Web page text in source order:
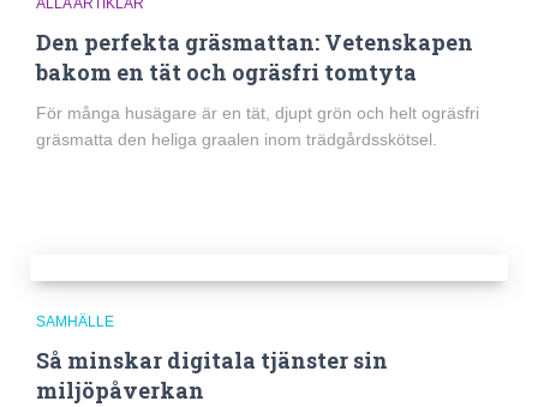
ALLA ARTIKLAR
Den perfekta gräsmattan: Vetenskapen
bakom en tät och ogräsfri tomtyta
För många husägare är en tät, djupt grön och helt ogräsfri
gräsmatta den heliga graalen inom trädgårdsskötsel.
SAMHÄLLE
Så minskar digitala tjänster sin
miljöpåverkan